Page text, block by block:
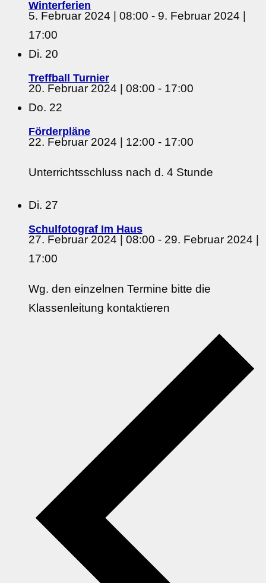
Winterferien
5. Februar 2024 | 08:00 - 9. Februar 2024 |
17:00
Di. 20
Treffball Turnier
20. Februar 2024 | 08:00 - 17:00
Do. 22
Förderpläne
22. Februar 2024 | 12:00 - 17:00
Unterrichtsschluss nach d. 4 Stunde
Di. 27
Schulfotograf Im Haus
27. Februar 2024 | 08:00 - 29. Februar 2024 |
17:00
Wg. den einzelnen Termine bitte die
Klassenleitung kontaktieren